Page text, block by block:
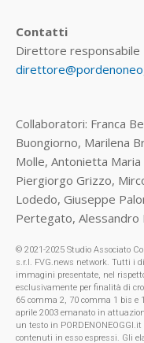
Contatti
Direttore responsabile
Collaboratori: Franca
Buongiorno, Marilena
Molle, Antonietta Maria
Piergiorgo Grizzo,
Lodedo, Giuseppe
Pertegato, Alessandro
© 2021-2025 Studio Associato
s.r.l. FVG.news network. Tutti i
immagini presentate, nel
esclusivamente per finalità di
65 comma 2, 70 comma 1 bis e
aprile 2003 emanato in
un testo in
contenuti in esso espressi. Gli